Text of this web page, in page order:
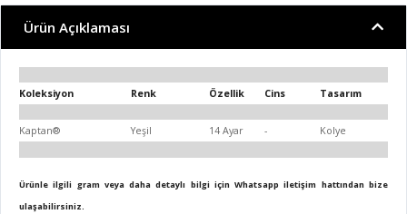
Ürün Açıklaması
Koleksiyon Renk Özellik Cins Tasarım
Kaptan® Yeşil 14 Ayar - Kolye
Ürünle ilgili gram veya daha detaylı bilgi için Whatsapp iletişim hattından bize
ulaşabilirsiniz.